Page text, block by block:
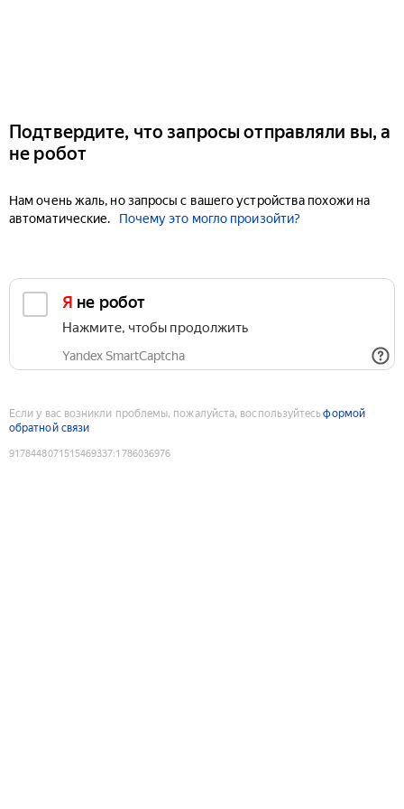
Подтвердите, что запросы отправляли вы, а
не робот
Нам очень жаль, но запросы с вашего устройства похожи на
автоматические.
Почему это могло произойти?
Я не робот
Нажмите, чтобы продолжить
Yandex SmartCaptcha
Если у вас возникли проблемы, пожалуйста, воспользуйтесьформой
обратной связи
9178448071515469337:1786036976